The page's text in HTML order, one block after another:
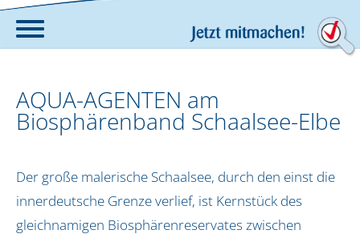
Angebote
AQUA-AGENTEN-Koffer
Anmeldung zur digitalen Fortbildung
Digitale Aufträge
Aktionstage (bundesweit)
AQUA-AGENTEN am
Biosphärenband Schaalsee-Elbe
Der große malerische Schaalsee, durch den einst die
innerdeutsche Grenze verlief, ist Kernstück des
gleichnamigen Biosphärenreservates zwischen